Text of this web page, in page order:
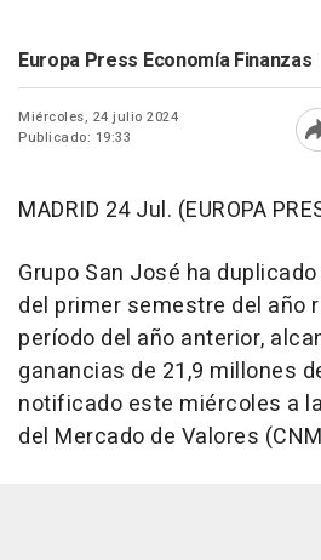
Europa Press Economía Finanzas
Miércoles, 24 julio 2024
Publicado: 19:33
MADRID 24 Jul. (EUROPA
Grupo San José ha
del primer semestre del año
período del año anterior,
ganancias de 21,9 millones
notificado este miércoles a
del Mercado de Valores